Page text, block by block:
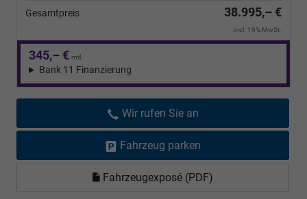
Gesamtpreis 38.995,– €
incl. 19% MwSt.
345,– € mtl.
Bank 11 Finanzierung
Wir rufen Sie an
Fahrzeug parken
Fahrzeugexposé (PDF)